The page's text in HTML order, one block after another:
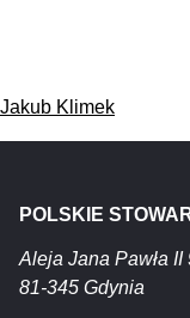
Nawigacja
wpisu
Jakub Klimek
POLSKIE
Aleja Jana Pawła II
81-345 Gdynia